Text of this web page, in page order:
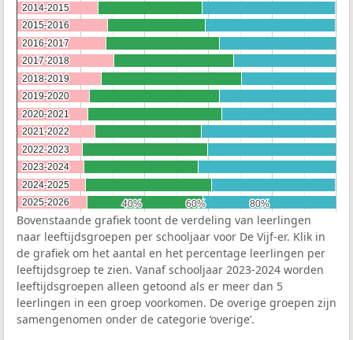
40%
40% 60%
60% 80%
80%
2014-2015
2014-2015
2015-2016
2015-2016
2016-2017
2016-2017
2017-2018
2017-2018
2018-2019
2018-2019
2019-2020
2019-2020
2020-2021
2020-2021
2021-2022
2021-2022
2022-2023
2022-2023
2023-2024
2023-2024
2024-2025
2024-2025
2025-2026
2025-2026
Bovenstaande grafiek toont de verdeling van leerlingen
naar leeftijdsgroepen per schooljaar voor De Vijf-er. Klik in
de grafiek om het aantal en het percentage leerlingen per
leeftijdsgroep te zien. Vanaf schooljaar 2023-2024 worden
leeftijdsgroepen alleen getoond als er meer dan 5
leerlingen in een groep voorkomen. De overige groepen zijn
samengenomen onder de categorie ‘overige’.